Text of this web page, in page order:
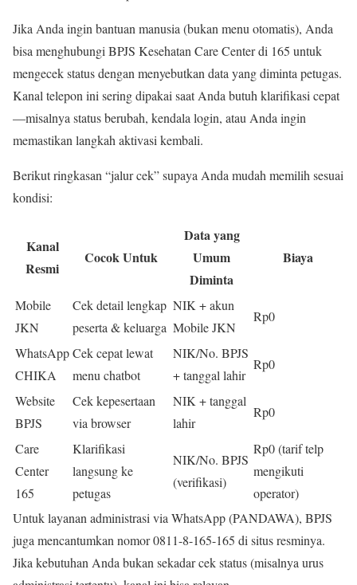
Jika Anda ingin bantuan manusia (bukan menu otomatis), Anda
bisa menghubungi BPJS Kesehatan Care Center di 165 untuk
mengecek status dengan menyebutkan data yang diminta petugas.
Kanal telepon ini sering dipakai saat Anda butuh klarifikasi cepat
—misalnya status berubah, kendala login, atau Anda ingin
memastikan langkah aktivasi kembali.
Berikut ringkasan “jalur cek” supaya Anda mudah memilih sesuai
kondisi:
Kanal
Resmi
Cocok Untuk
Data yang
Umum
Diminta
Biaya
Mobile
JKN
Cek detail lengkap
peserta & keluarga
NIK + akun
Mobile JKN
Rp0
WhatsApp
CHIKA
Cek cepat lewat
menu chatbot
NIK/No. BPJS
+ tanggal lahir
Rp0
Website
BPJS
Cek kepesertaan
via browser
NIK + tanggal
lahir
Rp0
Care
Center
165
Klarifikasi
langsung ke
petugas
NIK/No. BPJS
(verifikasi)
Rp0 (tarif telp
mengikuti
operator)
Untuk layanan administrasi via WhatsApp (PANDAWA), BPJS
juga mencantumkan nomor 0811-8-165-165 di situs resminya.
Jika kebutuhan Anda bukan sekadar cek status (misalnya urus